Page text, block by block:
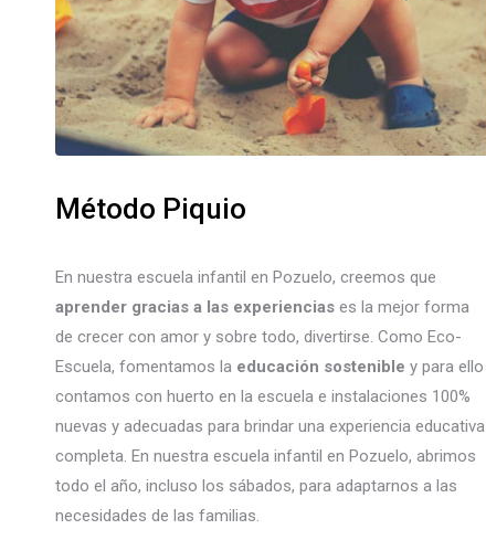
Método Piquio
En nuestra escuela infantil en Pozuelo, creemos que
aprender gracias a las experiencias es la mejor forma
de crecer con amor y sobre todo, divertirse. Como Eco-
Escuela, fomentamos la educación sostenible y para ello
contamos con huerto en la escuela e instalaciones 100%
nuevas y adecuadas para brindar una experiencia educativa
completa. En nuestra escuela infantil en Pozuelo, abrimos
todo el año, incluso los sábados, para adaptarnos a las
necesidades de las familias.